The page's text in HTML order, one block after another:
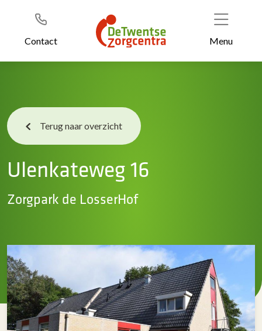
Header
Contact Menu
Terug naar overzicht
Ulenkateweg 16
Zorgpark de LosserHof